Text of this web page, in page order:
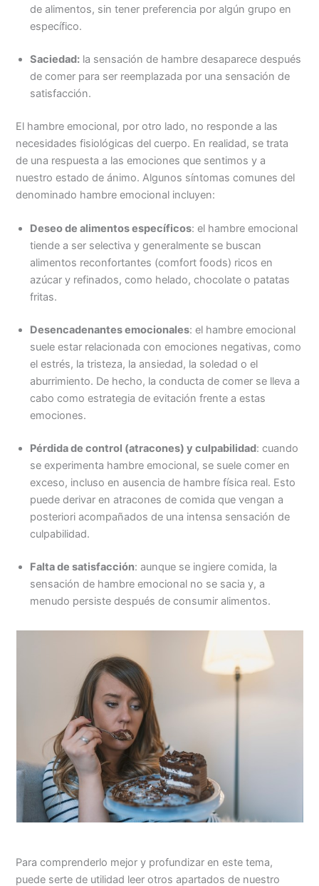
de alimentos, sin tener preferencia por algún grupo en
específico.
Saciedad: la sensación de hambre desaparece después
de comer para ser reemplazada por una sensación de
satisfacción.
El hambre emocional, por otro lado, no responde a las
necesidades fisiológicas del cuerpo. En realidad, se trata
de una respuesta a las emociones que sentimos y a
nuestro estado de ánimo. Algunos síntomas comunes del
denominado hambre emocional incluyen:
Deseo de alimentos específicos: el hambre emocional
tiende a ser selectiva y generalmente se buscan
alimentos reconfortantes (comfort foods) ricos en
azúcar y refinados, como helado, chocolate o patatas
fritas.
Desencadenantes emocionales: el hambre emocional
suele estar relacionada con emociones negativas, como
el estrés, la tristeza, la ansiedad, la soledad o el
aburrimiento. De hecho, la conducta de comer se lleva a
cabo como estrategia de evitación frente a estas
emociones.
Pérdida de control (atracones) y culpabilidad: cuando
se experimenta hambre emocional, se suele comer en
exceso, incluso en ausencia de hambre física real. Esto
puede derivar en atracones de comida que vengan a
posteriori acompañados de una intensa sensación de
culpabilidad.
Falta de satisfacción: aunque se ingiere comida, la
sensación de hambre emocional no se sacia y, a
menudo persiste después de consumir alimentos.
Para comprenderlo mejor y profundizar en este tema,
puede serte de utilidad leer otros apartados de nuestro